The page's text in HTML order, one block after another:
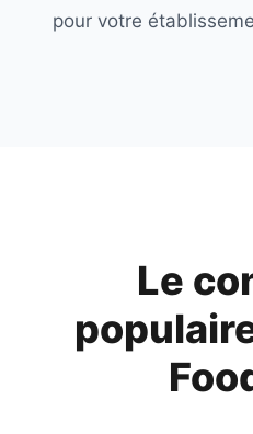
pour votre
Le